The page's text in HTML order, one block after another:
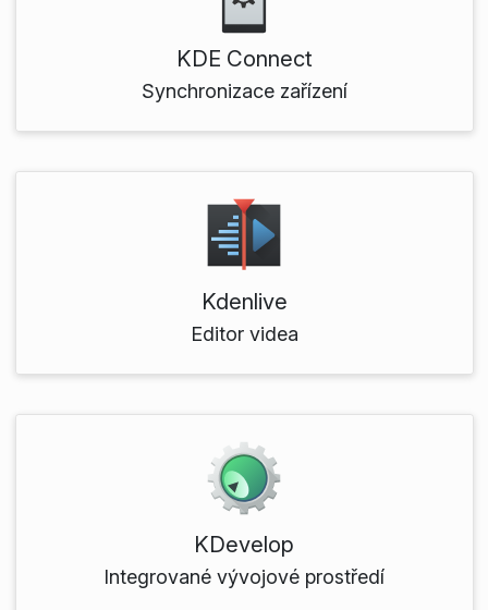
KDE Connect
Synchronizace zařízení
Kdenlive
Editor videa
KDevelop
Integrované vývojové prostředí